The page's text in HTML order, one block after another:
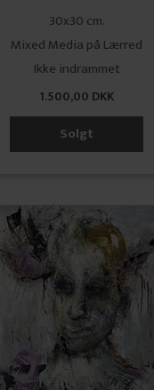
30x30 cm.
Mixed Media på Lærred
Ikke indrammet
1.500,00 DKK
Solgt